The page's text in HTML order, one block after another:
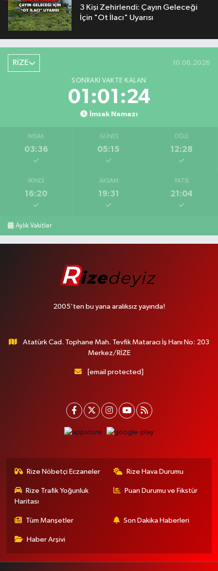
3 Kişi Zehirlendi: Çayın Geleceği
İçin "Ot İlacı" Uyarısı
RİZE 10.08.2026
SONRAKI VAKTE KALAN
01:01:23
İmsak Namazı
İMSAK
03:36
GÜNEŞ
05:15
ÖĞLE
12:28
İKINDI
16:20
AKŞAM
19:31
YATSI
21:04
Aylık Vakitler
2005'ten bu yana aralıksız yayında!
Atatürk Cad. Tophane Mah. Tevfik Mataracı İş Hanı No: 203
Merkez/RİZE
[email protected]
Rize Nöbetçi Eczaneler Rize Hava Durumu
Rize Trafik Yoğunluk
Haritası
Puan Durumu ve Fikstür
Tüm Manşetler Son Dakika Haberleri
Haber Arşivi